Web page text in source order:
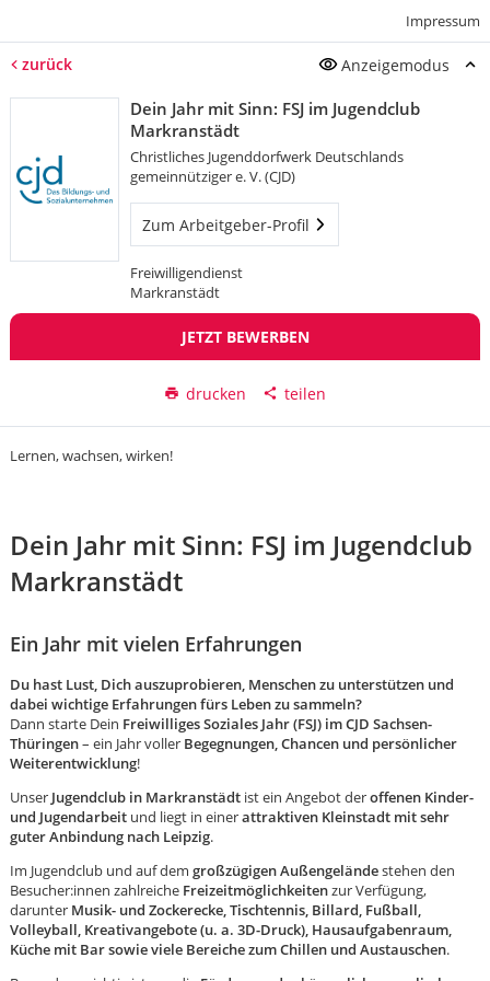
Impressum
zurück Anzeigemodus
Dein Jahr mit Sinn: FSJ im Jugendclub
Markranstädt
Christliches Jugenddorfwerk Deutschlands
gemeinnütziger e. V. (CJD)
Zum Arbeitgeber-Profil
Freiwilligendienst
Markranstädt
JETZT BEWERBEN
drucken teilen
Lernen, wachsen, wirken!
Dein Jahr mit Sinn: FSJ im Jugendclub
Markranstädt
Ein Jahr mit vielen Erfahrungen
Du hast Lust, Dich auszuprobieren, Menschen zu unterstützen und
dabei wichtige Erfahrungen fürs Leben zu sammeln?
Dann starte Dein Freiwilliges Soziales Jahr (FSJ) im CJD Sachsen-
Thüringen– ein Jahr voller Begegnungen, Chancen und persönlicher
Weiterentwicklung!
Unser Jugendclub in Markranstädtist ein Angebot deroffenen Kinder-
und Jugendarbeitund liegt in einerattraktiven Kleinstadt mit sehr
guter Anbindung nach Leipzig.
Im Jugendclub und auf dem großzügigen Außengeländestehen den
Besucher:innen zahlreiche Freizeitmöglichkeitenzur Verfügung,
darunter Musik- und Zockerecke, Tischtennis, Billard, Fußball,
Volleyball, Kreativangebote (u. a. 3D-Druck), Hausaufgabenraum,
Küche mit Bar sowie viele Bereiche zum Chillen und Austauschen.
Karte anzeigen